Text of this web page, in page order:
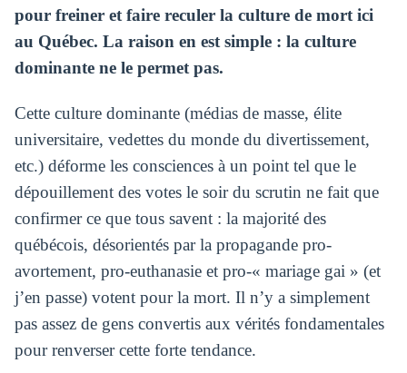
pour freiner et faire reculer la culture de mort ici
au Québec. La raison en est simple : la culture
dominante ne le permet pas.
Cette culture dominante (médias de masse, élite
universitaire, vedettes du monde du divertissement,
etc.) déforme les consciences à un point tel que le
dépouillement des votes le soir du scrutin ne fait que
confirmer ce que tous savent : la majorité des
québécois, désorientés par la propagande pro-
avortement, pro-euthanasie et pro-« mariage gai » (et
j’en passe) votent pour la mort. Il n’y a simplement
pas assez de gens convertis aux vérités fondamentales
pour renverser cette forte tendance.